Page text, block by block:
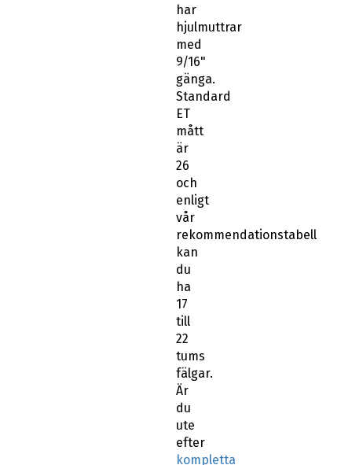
har
hjulmuttrar
med
9/16"
gänga.
Standard
ET
mått
är
26
och
enligt
vår
rekommendationstabell
kan
du
ha
17
till
22
tums
fälgar.
Är
du
ute
efter
kompletta